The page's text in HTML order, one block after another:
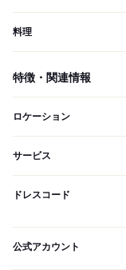
料理
特徴・関連情報
ロケーション
サービス
ドレスコード
公式アカウント